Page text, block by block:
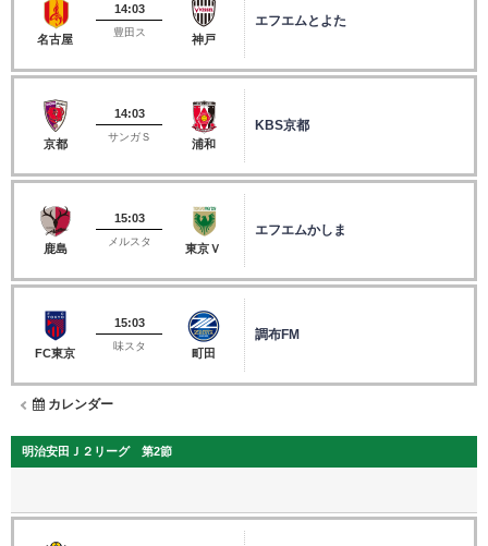
名古屋
14:03
豊田ス
神戸
エフエムとよた
京都
14:03
サンガＳ
浦和
KBS京都
鹿島
15:03
メルスタ
東京Ｖ
エフエムかしま
FC東京
15:03
味スタ
町田
調布FM
カレンダー
明治安田Ｊ２リーグ 第2節